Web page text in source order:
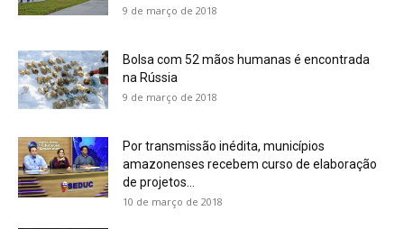
9 de março de 2018
Bolsa com 52 mãos humanas é encontrada
na Rússia
9 de março de 2018
Por transmissão inédita, municípios
amazonenses recebem curso de elaboração
de projetos...
10 de março de 2018